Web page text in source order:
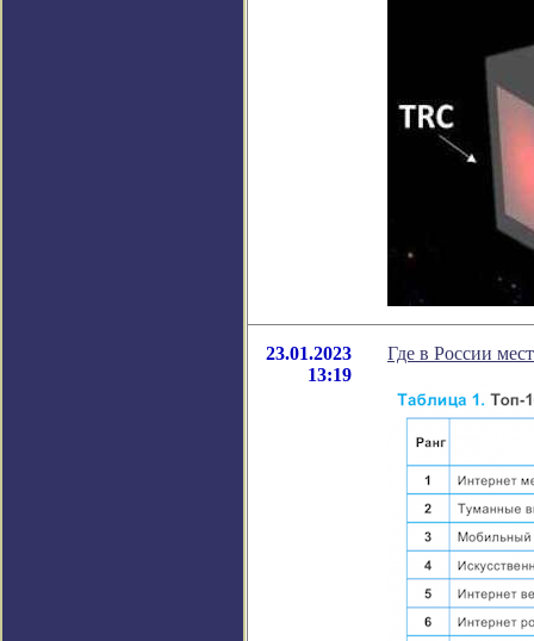
23.01.2023
13:19
Где в России